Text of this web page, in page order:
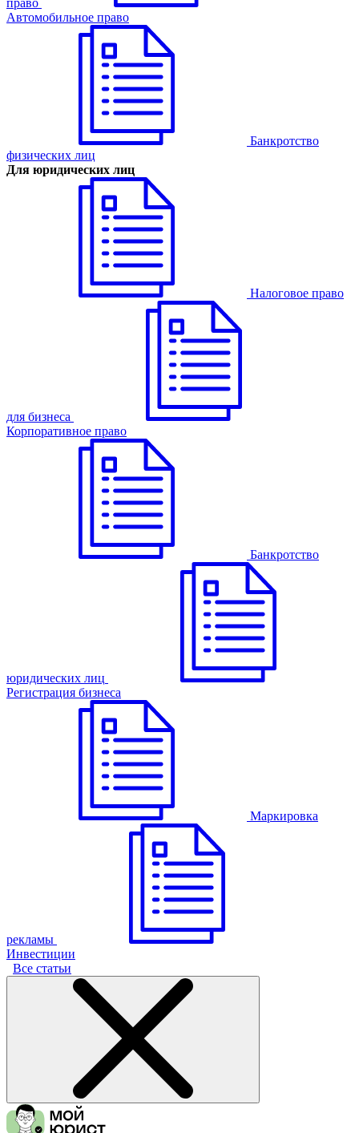
право
Автомобильное право
Банкротство
физических лиц
Для юридических лиц
Налоговое право
для бизнеса
Корпоративное право
Банкротство
юридических лиц
Регистрация бизнеса
Маркировка
рекламы
Инвестиции
Все статьи